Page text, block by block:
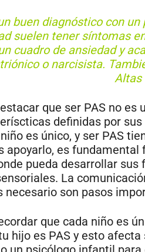
buen diagnóstico con
suelen tener síntomas
cuadro de ansiedad y
o narcisista.
Altas
que ser PAS no
definidas por
es único, y ser PAS
apoyarlo, es
pueda desarrollar
La
necesario son pasos
que cada niño es
hijo es PAS y esto